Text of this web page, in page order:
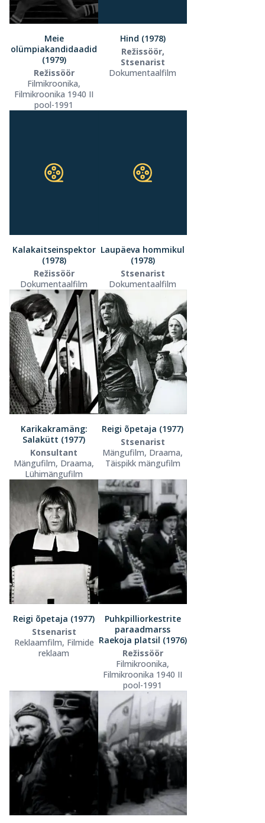
Meie
olümpiakandidaadid
(1979)
Režissöör
Filmikroonika,
Filmikroonika 1940 II
pool-1991
Hind (1978)
Režissöör,
Stsenarist
Dokumentaalfilm
Kalakaitseinspektor
(1978)
Režissöör
Dokumentaalfilm
Laupäeva hommikul
(1978)
Stsenarist
Dokumentaalfilm
Karikakramäng:
Salakütt (1977)
Konsultant
Mängufilm, Draama,
Lühimängufilm
Reigi õpetaja (1977)
Stsenarist
Mängufilm, Draama,
Täispikk mängufilm
Reigi õpetaja (1977)
Stsenarist
Reklaamfilm, Filmide
reklaam
Puhkpilliorkestrite
paraadmarss
Raekoja platsil (1976)
Režissöör
Filmikroonika,
Filmikroonika 1940 II
pool-1991